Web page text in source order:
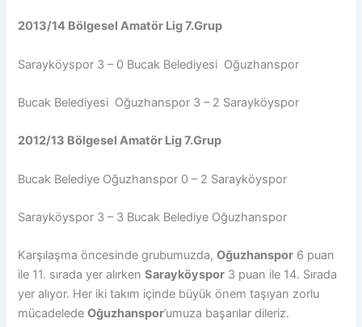
2013/14 Bölgesel Amatör Lig 7.Grup
Sarayköyspor 3 – 0 Bucak Belediyesi Oğuzhanspor
Bucak Belediyesi Oğuzhanspor 3 – 2 Sarayköyspor
2012/13 Bölgesel Amatör Lig 7.Grup
Bucak Belediye Oğuzhanspor 0 – 2 Sarayköyspor
Sarayköyspor 3 – 3 Bucak Belediye Oğuzhanspor
Karşılaşma öncesinde grubumuzda,Oğuzhanspor 6 puan
ile 11. sırada yer alırkenSarayköyspor 3 puan ile 14. Sırada
yer alıyor. Her iki takım içinde büyük önem taşıyan zorlu
mücadeledeOğuzhanspor’umuza başarılar dileriz.